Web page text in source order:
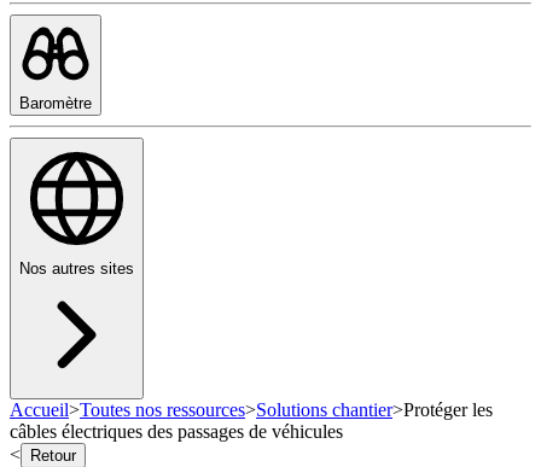
Baromètre
Nos autres sites
Accueil>Toutes nos ressources>Solutions chantier>Protéger les
câbles électriques des passages de véhicules
<
Retour